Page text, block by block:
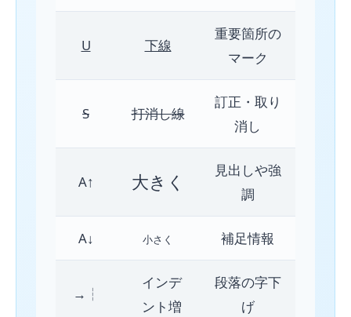
U 下線
重要箇所の
マーク
S 打消し線
訂正・取り
消し
A↑ 大きく
見出しや強
調
A↓ 小さく 補足情報
→┆
インデ
ント増
段落の字下
げ